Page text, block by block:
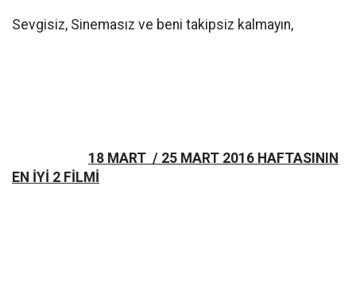
Sevgisiz, Sinemasız ve beni takipsiz kalmayın,
18 MART / 25 MART 2016 HAFTASININ
EN İYİ 2 FİLMİ